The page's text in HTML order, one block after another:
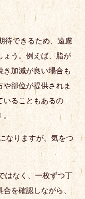
待できるため、遠慮
ょう。例えば、脂が
加減が良い場合も
部位が提供されま
いることもあるの
なりますが、気をつ
はなく、一枚ずつ丁
合を確認しながら、